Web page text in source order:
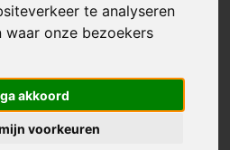
te analyseren
onze bezoekers
akkoord
voorkeuren